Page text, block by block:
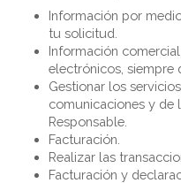
Información por
tu solicitud.
Información
electrónicos, siempre
Gestionar los
comunicaciones y de
Responsable.
Facturación.
Realizar las
Facturación y